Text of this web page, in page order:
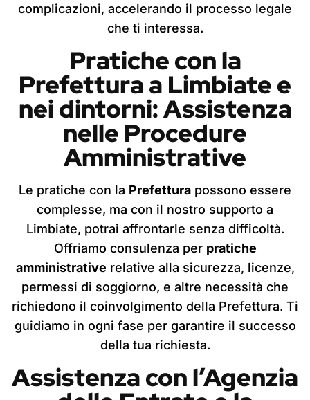
complicazioni, accelerando il processo legale
che ti interessa.
Pratiche con la
Prefetturaa Limbiatee
nei dintorni: Assistenza
nelle Procedure
Amministrative
Le pratiche con la Prefettura possono essere
complesse, ma con il nostro supporto a
Limbiate, potrai affrontarle senza difficoltà.
Offriamo consulenza per pratiche
amministrative relative alla sicurezza, licenze,
permessi di soggiorno, e altre necessità che
richiedono il coinvolgimento della Prefettura. Ti
guidiamo in ogni fase per garantire il successo
della tua richiesta.
Assistenza con l’Agenzia